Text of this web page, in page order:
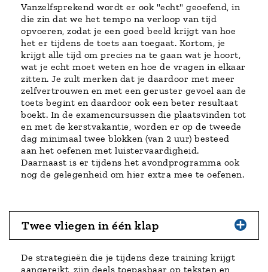
Vanzelfsprekend wordt er ook "echt" geoefend, in
die zin dat we het tempo na verloop van tijd
opvoeren, zodat je een goed beeld krijgt van hoe
het er tijdens de toets aan toegaat. Kortom, je
krijgt alle tijd om precies na te gaan wat je hoort,
wat je echt moet weten en hoe de vragen in elkaar
zitten. Je zult merken dat je daardoor met meer
zelfvertrouwen en met een geruster gevoel aan de
toets begint en daardoor ook een beter resultaat
boekt. In de examencursussen die plaatsvinden tot
en met de kerstvakantie, worden er op de tweede
dag minimaal twee blokken (van 2 uur) besteed
aan het oefenen met luistervaardigheid.
Daarnaast is er tijdens het avondprogramma ook
nog de gelegenheid om hier extra mee te oefenen.
Twee vliegen in één klap
De strategieën die je tijdens deze training krijgt
aangereikt, zijn deels toepasbaar op teksten en